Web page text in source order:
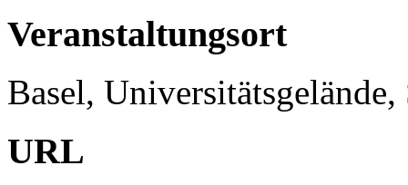
Veranstaltungsort
Basel, Universitätsgelände,
URL